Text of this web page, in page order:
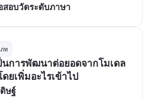
อบวัดระดับภาษา
ภท
นการพัฒนาต่อยอดจากโมเดล
ดยเพิ่มอะไรเข้าไป
ษฐ์